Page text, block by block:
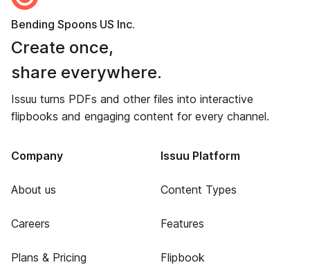
Bending Spoons US Inc.
Create once,
share everywhere.
Issuu turns PDFs and other files into interactive
flipbooks and engaging content for every channel.
Company
About us
Careers
Plans & Pricing
Issuu Platform
Content Types
Features
Flipbook